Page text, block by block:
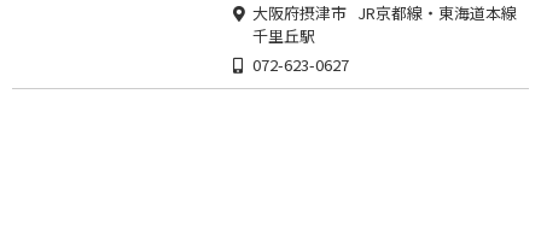
大阪府摂津市 JR京都線・東海道本線
千里丘駅
072-623-0627